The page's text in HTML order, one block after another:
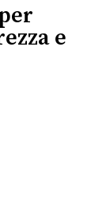
e